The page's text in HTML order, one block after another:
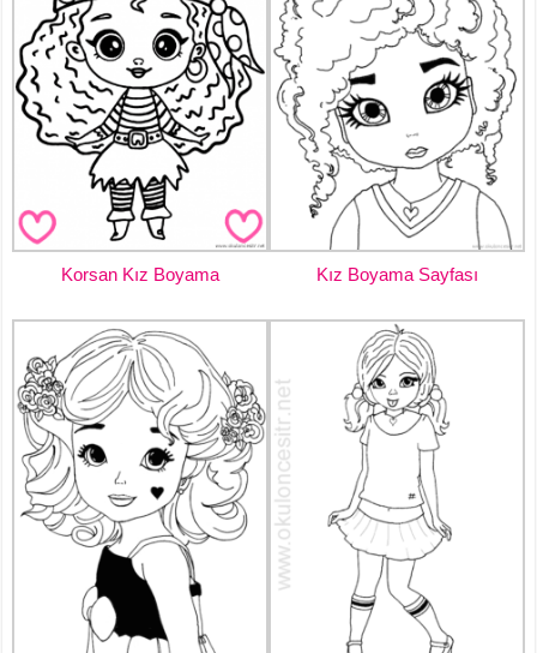
Korsan Kız Boyama Kız Boyama Sayfası